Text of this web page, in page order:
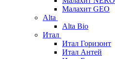
Малахит GEO
Alta
Alta Bio
Итал
Итал Горизонт
Итал Антей